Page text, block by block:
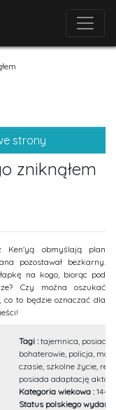
strony
zniknąłem
Ken'yą obmyślają plan
pozostawał bezkarny.
na kogo, biorąc pod
Czy można oszukać
co to będzie oznaczać dla
Tagi : tajemnica, posiada
bohaterowie, policja,
czasie, szkolne życie,
posiada adaptację
Kategoria wiekowa : 14+
Status polskiego